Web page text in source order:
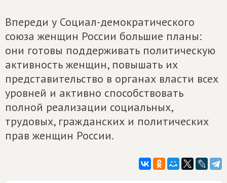
Впереди у Социал-демократического
союза женщин России большие планы:
они готовы поддерживать политическую
активность женщин, повышать их
представительство в органах власти всех
уровней и активно способствовать
полной реализации социальных,
трудовых, гражданских и политических
прав женщин России.